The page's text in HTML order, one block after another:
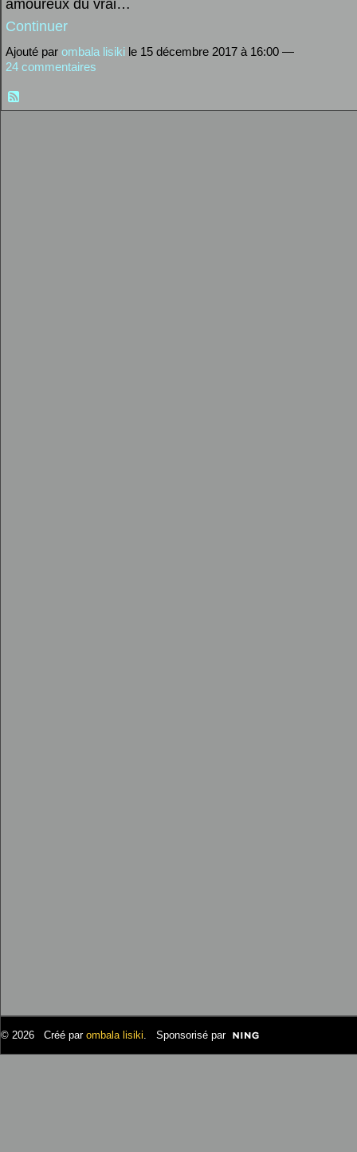
amoureux du vrai…
Continuer
Ajouté par ombala lisiki le 15 décembre 2017 à 16:00 —
24 commentaires
© 2026 Créé par ombala lisiki. Sponsorisé par